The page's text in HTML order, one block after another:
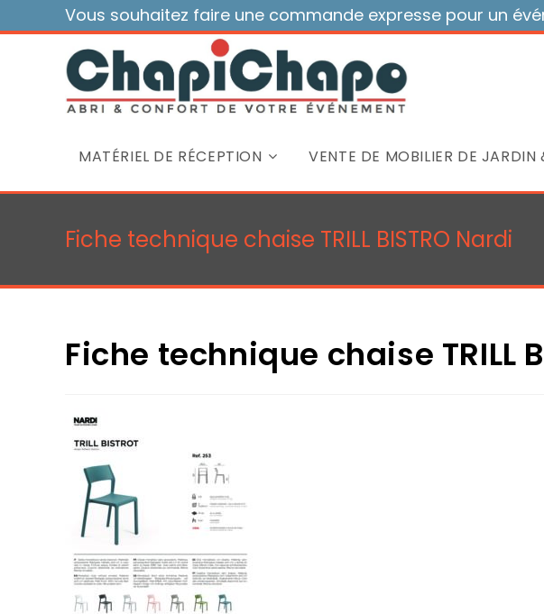
to
Vous souhaitez faire une commande expresse pour un
MATÉRIEL DE RÉCEPTION VENTE DE MOBILIER DE JARDIN
Fiche technique chaise TRILL BISTRO Nardi
Fiche technique chaise TRILL